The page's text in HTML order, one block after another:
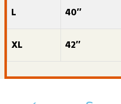
L 40″
XL 42″